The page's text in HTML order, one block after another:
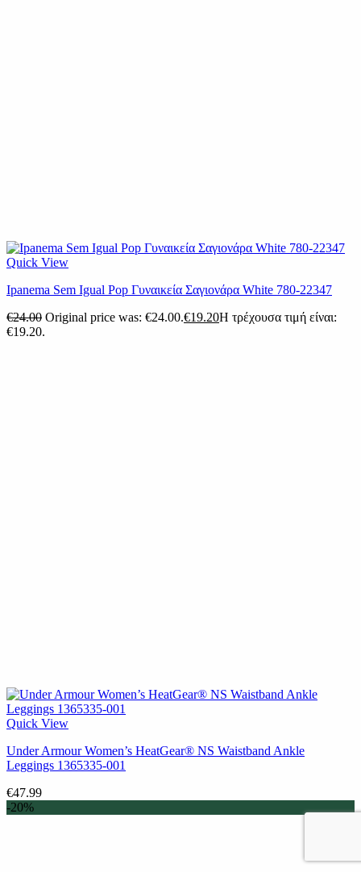
Quick View
Ipanema Sem Igual Pop Γυναικεία Σαγιονάρα White 780-22347
€24.00 Original price was: €24.00.€19.20Η τρέχουσα τιμή είναι:
€19.20.
Quick View
Under Armour Women’s HeatGear® NS Waistband Ankle
Leggings 1365335-001
€47.99
-20%